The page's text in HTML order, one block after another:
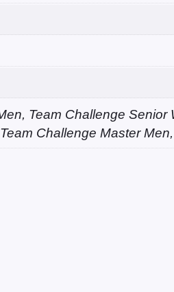
Team Challenge
Challenge Master